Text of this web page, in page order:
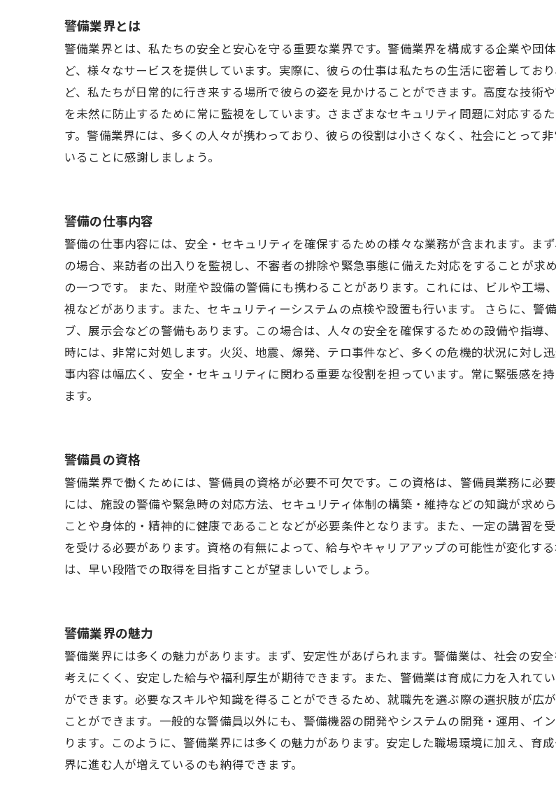
警備業界とは
警備業界とは、私たちの安全と安心を守る重要な業界です。警備業界を構成する企業や団
ど、様々なサービスを提供しています。実際に、彼らの仕事は私たちの生活に密着してお
ど、私たちが日常的に行き来する場所で彼らの姿を見かけることができます。高度な技術
を未然に防止するために常に監視をしています。さまざまなセキュリティ問題に対応する
す。警備業界には、多くの人々が携わっており、彼らの役割は小さくなく、社会にとって
いることに感謝しましょう。
警備の仕事内容
警備の仕事内容には、安全・セキュリティを確保するための様々な業務が含まれます。ま
の場合、来訪者の出入りを監視し、不審者の排除や緊急事態に備えた対応をすることが求
の一つです。 また、財産や設備の警備にも携わることがあります。これには、ビルや工
視などがあります。また、セキュリティーシステムの点検や設置も行います。 さらに、
ブ、展示会などの警備もあります。この場合は、人々の安全を確保するための設備や指導
時には、非常に対処します。火災、地震、爆発、テロ事件など、多くの危機的状況に対し
事内容は幅広く、安全・セキュリティに関わる重要な役割を担っています。常に緊張感を
ます。
警備員の資格
警備業界で働くためには、警備員の資格が必要不可欠です。この資格は、警備員業務に必
には、施設の警備や緊急時の対応方法、セキュリティ体制の構築・維持などの知識が求め
ことや身体的・精神的に健康であることなどが必要条件となります。また、一定の講習を
を受ける必要があります。資格の有無によって、給与やキャリアアップの可能性が変化す
は、早い段階での取得を目指すことが望ましいでしょう。
警備業界の魅力
警備業界には多くの魅力があります。まず、安定性があげられます。警備業は、社会の安
考えにくく、安定した給与や福利厚生が期待できます。また、警備業は育成に力を入れて
ができます。必要なスキルや知識を得ることができるため、就職先を選ぶ際の選択肢が広
ことができます。一般的な警備員以外にも、警備機器の開発やシステムの開発・運用、イ
ります。このように、警備業界には多くの魅力があります。安定した職場環境に加え、育
界に進む人が増えているのも納得できます。